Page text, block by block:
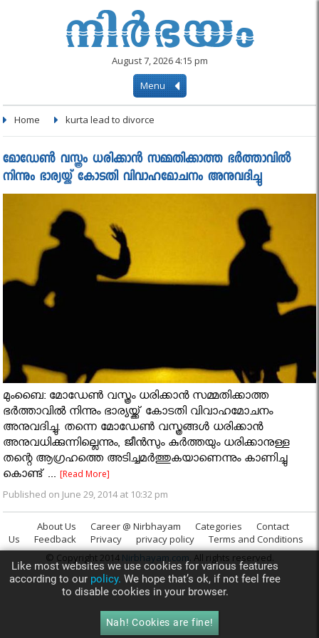
August 7, 2026 4:15 pm
Menu
Home kurta lead to divorce
മോഡേണ്‍ വസ്ത്രം ധരിക്കാൻ സമ്മതിക്കാത്ത ഭർത്താവിൽ
നിന്നും ഭാര്യയ്ക്ക് കോടതി വിവാഹമോചനം അനുവദിച്ചു
മുംബൈ: മോഡേണ്‍ വസ്ത്രം ധരിക്കാൻ സമ്മതിക്കാത്ത
ഭർത്താവിൽ നിന്നും ഭാര്യയ്ക്ക് കോടതി വിവാഹമോചനം
അനുവദിച്ചു. തന്നെ മോഡേണ്‍ വസ്ത്രങ്ങൾ ധരിക്കാൻ
അനുവധിക്കുന്നില്ലെന്നും, ജീൻസും കുർത്തയും ധരിക്കാനുള്ള
തന്റെ ആഗ്രഹത്തെ അടിച്ചമർത്തുകയാണെന്നും കാണിച്ചു
കൊണ്ട് ...[Read More]
Published on June 29, 2014 at 10:32 pm
About Us Career @ Nirbhayam Categories
Contact
Us
Feedback Privacy privacy policy
Terms and Conditions
© Copyright 2014 Nirbhayam.com. All rights reserved.
Like most websites we use cookies for various features
according to our policy. We hope that’s ok, if not feel free
to disable cookies in your browser.
Nah! Cookies are fine!